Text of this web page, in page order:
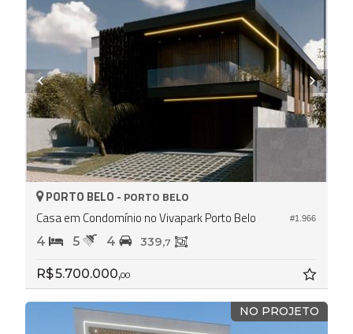
#1.966
PORTO BELO - PORTO BELO
Casa em Condomínio no Vivapark Porto Belo
4 5 4 339,7
R$ 5.700.000,00
NO PROJETO